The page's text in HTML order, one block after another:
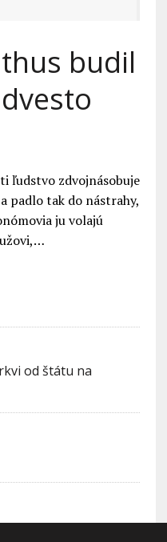
budil
ľudstvo zdvojnásobuje
padlo tak do nástrahy,
ju volajú
od štátu na